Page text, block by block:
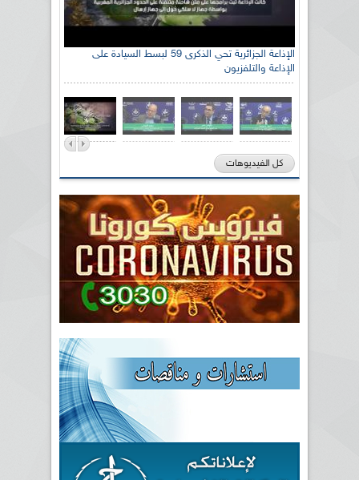
الإذاعة الجزائرية تحي الذكرى 59 لبسط السيادة على
الإذاعة والتلفزيون
كل الفيديوهات